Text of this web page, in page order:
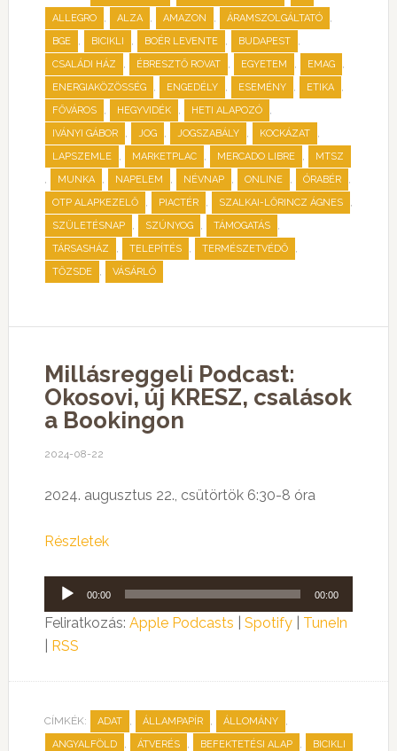
ALLEGRO , ALZA , AMAZON , ÁRAMSZOLGÁLTATÓ ,
BGE , BICIKLI , BOÉR LEVENTE , BUDAPEST ,
CSALÁDI HÁZ , ÉBRESZTŐ ROVAT , EGYETEM , EMAG ,
ENERGIAKÖZÖSSÉG , ENGEDÉLY , ESEMÉNY , ETIKA ,
FŐVÁROS , HEGYVIDÉK , HETI ALAPOZÓ ,
IVÁNYI GÁBOR , JOG , JOGSZABÁLY , KOCKÁZAT ,
LAPSZEMLE , MARKETPLAC , MERCADO LIBRE , MTSZ
, MUNKA , NAPELEM , NÉVNAP , ONLINE , ÓRABÉR ,
OTP ALAPKEZELŐ , PIACTÉR , SZALKAI-LŐRINCZ ÁGNES ,
SZÜLETÉSNAP , SZÚNYOG , TÁMOGATÁS ,
TÁRSASHÁZ , TELEPÍTÉS , TERMÉSZETVÉDŐ ,
TŐZSDE , VÁSÁRLÓ
Millásreggeli Podcast:
Okosovi, új KRESZ, csalások
a Bookingon
2024-08-22
2024. augusztus 22., csütörtök 6:30-8 óra
Részletek
Audió
lejátszó
00:00 00:00
Feliratkozás: Apple Podcasts Spotify| TuneIn
RSS
CÍMKÉK: ADAT , ÁLLAMPAPÍR , ÁLLOMÁNY ,
ANGYALFÖLD , ÁTVERÉS , BEFEKTETÉSI ALAP , BICIKLI